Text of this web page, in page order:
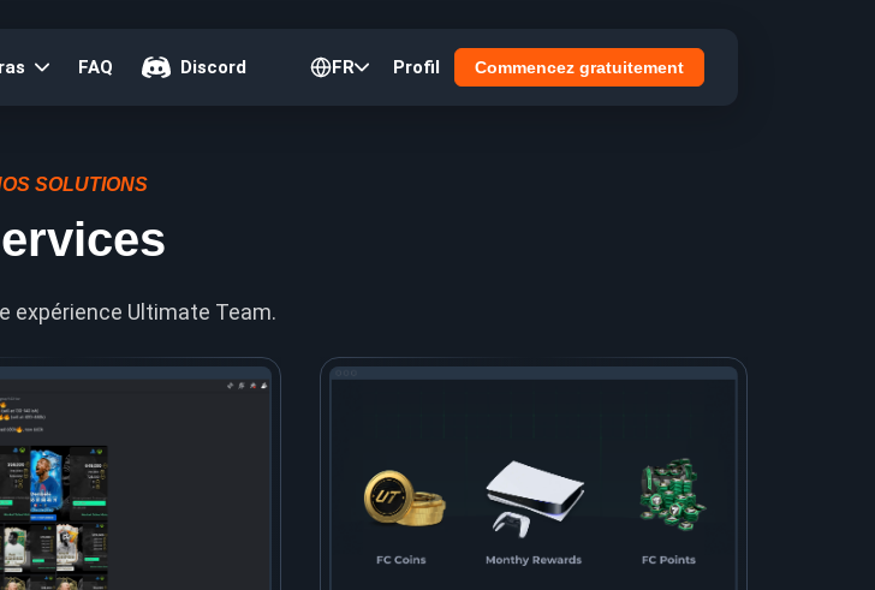
FAQ Discord FR Profil Commencez gratuitement
SOLUTIONS
expérience Ultimate Team.